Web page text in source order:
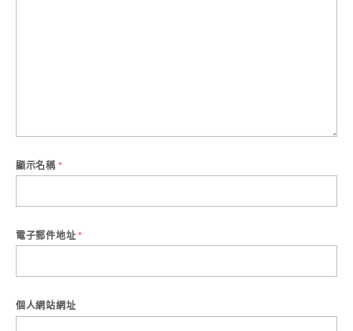
顯示名稱 *
電子郵件地址 *
個人網站網址